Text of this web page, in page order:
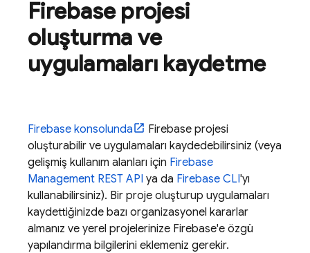
Firebase projesi
oluşturma ve
uygulamaları kaydetme
Firebase konsolunda
Firebase projesi
oluşturabilir ve uygulamaları kaydedebilirsiniz (veya
gelişmiş kullanım alanları için Firebase
Management REST API ya da Firebase CLI'yı
kullanabilirsiniz). Bir proje oluşturup uygulamaları
kaydettiğinizde bazı organizasyonel kararlar
almanız ve yerel projelerinize Firebase'e özgü
yapılandırma bilgilerini eklemeniz gerekir.